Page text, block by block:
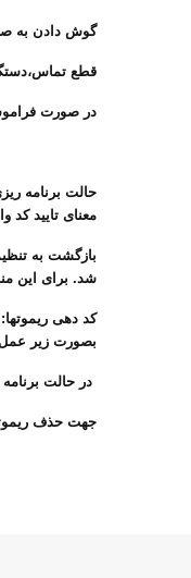
گوش دادن به صدای محیط برای مدت 10
قطع
در صورت فراموش کردن رمز
معنای تایید
بازگشت به
شد. برای این منظور ابتدا به حالت
کد دهی
بصورت زیر عمل
در حالت برنامه ریزی نصاب کد #11 را برای معرفی اولین ریموت وارد کرده
جهت حذف ریموتها: در حالت برنامه ریزی